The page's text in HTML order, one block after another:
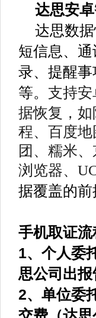
达思安卓
达思数据
短信息、
录、提醒
等。 支持
据恢复，如
程、百度
团、糯米
浏览器、
据覆盖的
手机取证流
1、个人委
思公司出
2、单位委